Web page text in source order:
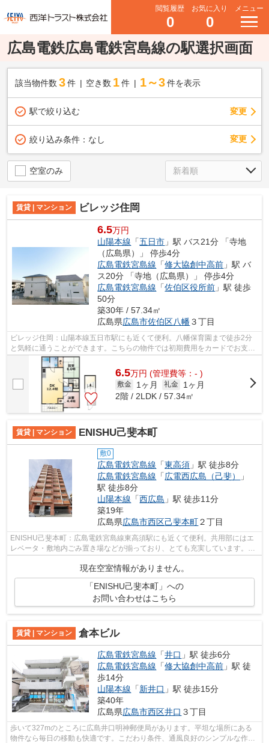
閲覧履歴
0
お気に入り
0
メニュー
広島電鉄広島電鉄宮島線の駅選択画面
該当物件数 3件 空き数 1 件 1～3 件を表示
駅で絞り込む 変更
絞り込み条件： なし 変更
空室のみ
賃貸 | マンション ビレッジ住岡
6.5万円
山陽本線 「五日市 」駅 バス21分 「寺地
（広島県）」 停歩4分
広島電鉄宮島線 「修大協創中高前 」駅 バ
ス20分 「寺地（広島県）」 停歩4分
広島電鉄宮島線 「佐伯区役所前 」駅 徒歩
50分
築30年 / 57.34㎡
広島県広島市佐伯区八幡３丁目
ビレッジ住岡：山陽本線五日市駅にも近くて便利。八幡保育園まで徒歩2分
と気軽に通うことができます。こちらの物件では初期費用をカードでお支払
いいただけます。こだわり派の方も満足...
6.5万円 (管理費等：- )
敷金 1ヶ月 礼金
1ヶ月
2階 / 2LDK / 57.34㎡
賃貸 | マンション ENISHU己斐本町
敷0
広島電鉄宮島線 「東高須 」駅 徒歩8分
広島電鉄宮島線 「広電西広島（己斐）
」
駅 徒歩8分
山陽本線 「西広島 」駅 徒歩11分
築19年
広島県広島市西区己斐本町２丁目
ENISHU己斐本町：広島電鉄宮島線東高須駅にも近くて便利。共用部にはエ
レベータ・敷地内ごみ置き場などが揃っており、とても充実しています。こ
現在空室情報がありません。
「ENISHU己斐本町」への
お問い合わせはこちら
賃貸 | マンション 倉本ビル
広島電鉄宮島線 「井口 」駅 徒歩6分
広島電鉄宮島線 「修大協創中高前 」駅 徒
歩14分
山陽本線 「新井口 」駅 徒歩15分
築40年
広島県広島市西区井口 ３丁目
歩いて327mのところに広島井口明神郵便局があります。平坦な場所にある
物件なら毎日の移動も快適です。こだわり条件、通風良好のシンプルな作り